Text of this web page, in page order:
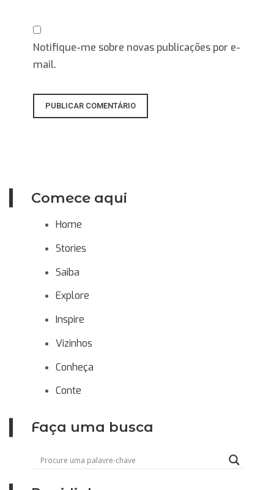
Comece aqui
Home
Stories
Saiba
Explore
Inspire
Vizinhos
Conheça
Conte
Faça uma busca
Notifique-me sobre novas publicações por e-
mail.